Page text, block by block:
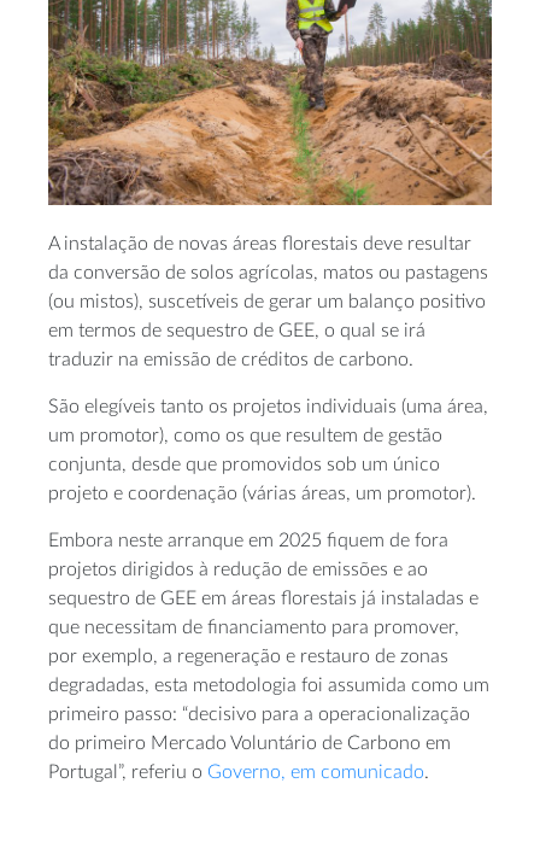
A instalação de novas áreas florestais deve resultar
da conversão de solos agrícolas, matos ou pastagens
(ou mistos), suscetíveis de gerar um balanço positivo
em termos de sequestro de GEE, o qual se irá
traduzir na emissão de créditos de carbono.
São elegíveis tanto os projetos individuais (uma área,
um promotor), como os que resultem de gestão
conjunta, desde que promovidos sob um único
projeto e coordenação (várias áreas, um promotor).
Embora neste arranque em 2025 fiquem de fora
projetos dirigidos à redução de emissões e ao
sequestro de GEE em áreas florestais já instaladas e
que necessitam de financiamento para promover,
por exemplo, a regeneração e restauro de zonas
degradadas, esta metodologia foi assumida como um
primeiro passo: “decisivo para a operacionalização
do primeiro Mercado Voluntário de Carbono em
Portugal”, referiu o Governo, em comunicado.